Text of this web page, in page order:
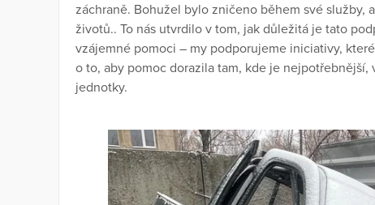
záchraně. Bohužel bylo zničeno během své služby,
životů.. To nás utvrdilo v tom, jak důležitá je tato
vzájemné pomoci – my podporujeme iniciativy,
o to, aby pomoc dorazila tam, kde je
jednotky.